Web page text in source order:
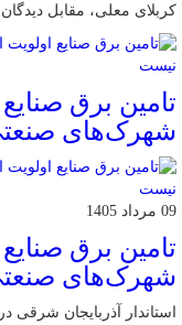
کربلای معلی، مقابل
تامین برق
شهرک‌های
09 مرداد 1405
تامین برق
شهرک‌های
استاندار آذربایجان